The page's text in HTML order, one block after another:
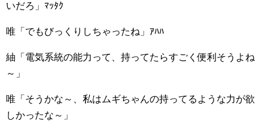
いだろ」ﾏｯﾀｸ
唯「でもびっくりしちゃったね」ｱﾊﾊ
紬「電気系統の能力って、持ってたらすごく便利そうよね
～」
唯「そうかな～、私はムギちゃんの持ってるような力が欲
しかったな～」